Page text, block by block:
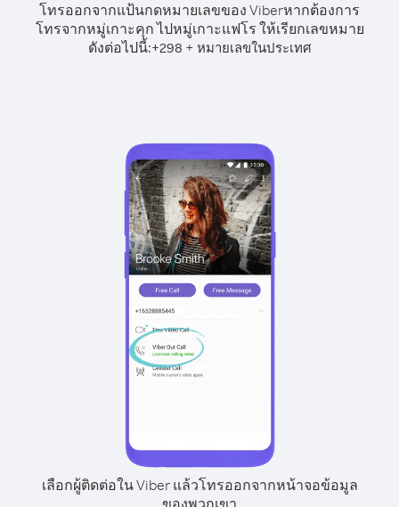
โทรออกจากแป้นกดหมายเลขของ Viberหากต้องการ
โทรจากหมู่เกาะคุก ไปหมู่เกาะแฟโร ให้เรียกเลขหมาย
ดังต่อไปนี้:+298 + หมายเลขในประเทศ
เลือกผู้ติดต่อใน Viber แล้วโทรออกจากหน้าจอข้อมูล
ของพวกเขา